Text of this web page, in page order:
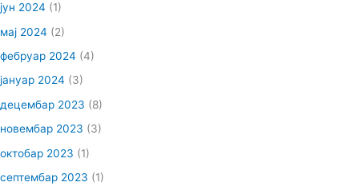
јун 2024 (1)
мај 2024 (2)
фебруар 2024 (4)
јануар 2024 (3)
децембар 2023 (8)
новембар 2023 (3)
октобар 2023 (1)
септембар 2023 (1)